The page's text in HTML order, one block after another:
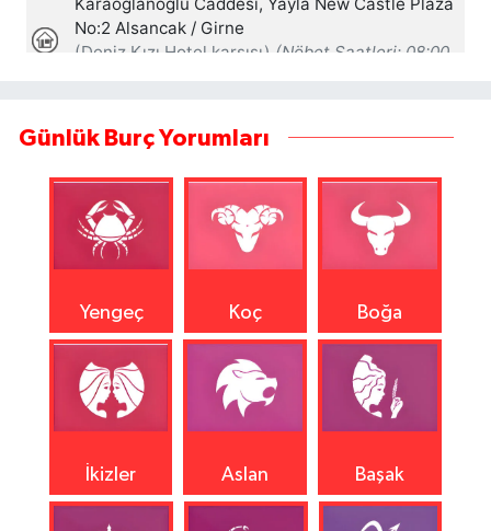
Günlük Burç Yorumları
Yengeç Koç Boğa
İkizler Aslan Başak